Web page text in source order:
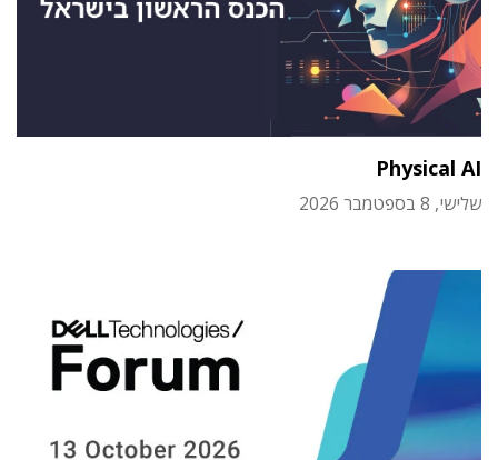
Physical AI
שלישי, 8 בספטמבר 2026